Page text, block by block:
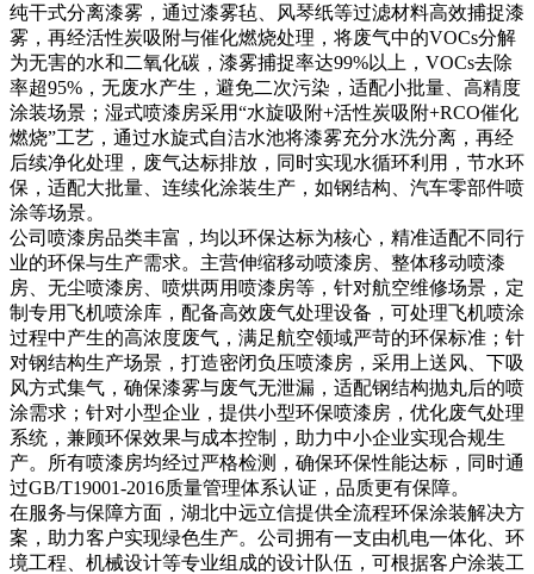
纯干式分离漆雾，通过漆雾毡、风琴纸等过滤材料高效捕捉漆
雾，再经活性炭吸附与催化燃烧处理，将废气中的VOCs分解
为无害的水和二氧化碳，漆雾捕捉率达99%以上，VOCs去除
率超95%，无废水产生，避免二次污染，适配小批量、高精度
涂装场景；湿式喷漆房采用“水旋吸附+活性炭吸附+RCO催化
燃烧”工艺，通过水旋式自洁水池将漆雾充分水洗分离，再经
后续净化处理，废气达标排放，同时实现水循环利用，节水环
保，适配大批量、连续化涂装生产，如钢结构、汽车零部件喷
涂等场景。
公司喷漆房品类丰富，均以环保达标为核心，精准适配不同行
业的环保与生产需求。主营伸缩移动喷漆房、整体移动喷漆
房、无尘喷漆房、喷烘两用喷漆房等，针对航空维修场景，定
制专用飞机喷涂库，配备高效废气处理设备，可处理飞机喷涂
过程中产生的高浓度废气，满足航空领域严苛的环保标准；针
对钢结构生产场景，打造密闭负压喷漆房，采用上送风、下吸
风方式集气，确保漆雾与废气无泄漏，适配钢结构抛丸后的喷
涂需求；针对小型企业，提供小型环保喷漆房，优化废气处理
系统，兼顾环保效果与成本控制，助力中小企业实现合规生
产。所有喷漆房均经过严格检测，确保环保性能达标，同时通
过GB/T19001-2016质量管理体系认证，品质更有保障。
在服务与保障方面，湖北中远立信提供全流程环保涂装解决方
案，助力客户实现绿色生产。公司拥有一支由机电一体化、环
境工程、机械设计等专业组成的设计队伍，可根据客户涂装工